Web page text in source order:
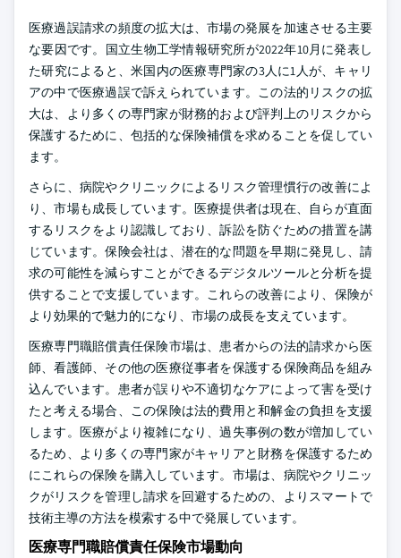
医療過誤請求の頻度の拡大は、市場の発展を加速させる主要
な要因です。国立生物工学情報研究所が2022年10月に発表し
た研究によると、米国内の医療専門家の3人に1人が、キャリ
アの中で医療過誤で訴えられています。この法的リスクの拡
大は、より多くの専門家が財務的および評判上のリスクから
保護するために、包括的な保険補償を求めることを促してい
ます。
さらに、病院やクリニックによるリスク管理慣行の改善によ
り、市場も成長しています。医療提供者は現在、自らが直面
するリスクをより認識しており、訴訟を防ぐための措置を講
じています。保険会社は、潜在的な問題を早期に発見し、請
求の可能性を減らすことができるデジタルツールと分析を提
供することで支援しています。これらの改善により、保険が
より効果的で魅力的になり、市場の成長を支えています。
医療専門職賠償責任保険市場は、患者からの法的請求から医
師、看護師、その他の医療従事者を保護する保険商品を組み
込んでいます。患者が誤りや不適切なケアによって害を受け
たと考える場合、この保険は法的費用と和解金の負担を支援
します。医療がより複雑になり、過失事例の数が増加してい
るため、より多くの専門家がキャリアと財務を保護するため
にこれらの保険を購入しています。市場は、病院やクリニッ
クがリスクを管理し請求を回避するための、よりスマートで
技術主導の方法を模索する中で発展しています。
医療専門職賠償責任保険市場動向